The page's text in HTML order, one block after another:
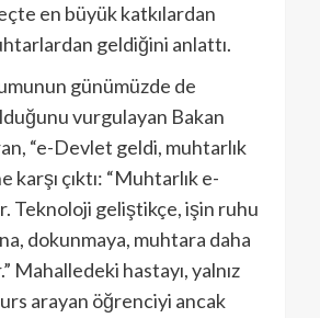
en büyük katkılardan
geldiğini anlattı.
günümüzde de
vurgulayan Bakan
“e-Devlet geldi, muhtarlık
karşı çıktı: “Muhtarlık e-
Teknoloji geliştikçe, işin ruhu
dokunmaya, muhtara daha
Mahalledeki hastayı, yalnız
arayan öğrenciyi ancak